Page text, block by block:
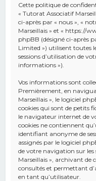
Cette politique de
« Tutorat Associatif
ci-après par « nous », «
Marseillais » et « https://
phpBB (désigné ci-après
Limited ») utilisent toutes
sessions d’utilisation de
informations »).
Vos informations sont
Premièrement, en
Marseillais », le logiciel
cookies qui sont de petits
le navigateur internet de
cookies ne contiennent
identifiant anonyme de
assignés par le logiciel
de votre navigation sur les
Marseillais », archivant de
consultés et permettant
en tant qu’utilisateur.